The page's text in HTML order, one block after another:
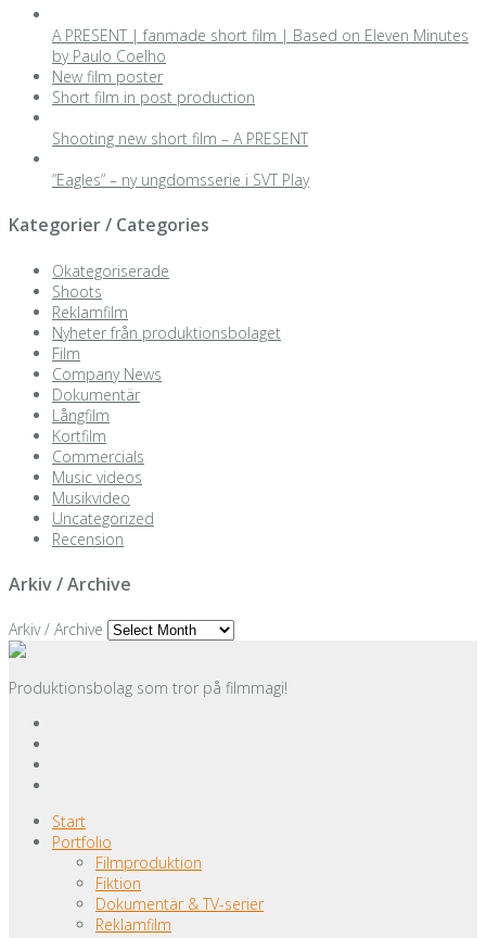
A PRESENT | fanmade short film | Based on Eleven Minutes
by Paulo Coelho
New film poster
Short film in post production
Shooting new short film – A PRESENT
”Eagles” – ny ungdomsserie i SVT Play
Kategorier / Categories
Okategoriserade
Shoots
Reklamfilm
Nyheter från produktionsbolaget
Film
Company News
Dokumentär
Långfilm
Kortfilm
Commercials
Music videos
Musikvideo
Uncategorized
Recension
Arkiv / Archive
Arkiv / Archive
Produktionsbolag som tror på filmmagi!
Start
Portfolio
Filmproduktion
Fiktion
Dokumentär & TV-serier
Reklamfilm